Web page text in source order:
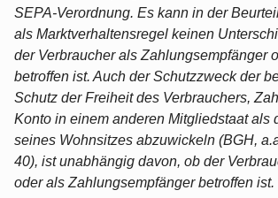
SEPA-Verordnung. Es kann in der
als Marktverhaltensregel keinen
der Verbraucher als Zahlungsempfänger
betroffen ist. Auch der Schutzzweck der
Schutz der Freiheit des Verbrauchers,
Konto in einem anderen Mitgliedstaat als
seines Wohnsitzes abzuwickeln (BGH,
40), ist unabhängig davon, ob der
oder als Zahlungsempfänger betroffen ist.